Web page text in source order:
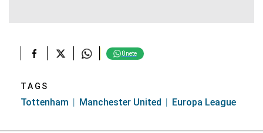
Únete
TAGS
Tottenham Manchester United Europa League